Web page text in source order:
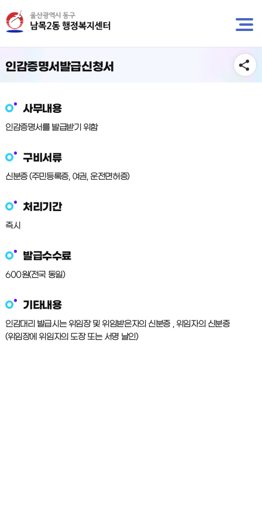
바
로
로
가
인감증명서발급신청서
사무내용
인감증명서를 발급받기 위함
구비서류
신분증 (주민등록증, 여권, 운전면허증)
처리기간
즉시
발급수수료
600원(전국 동일)
기타내용
인감대리 발급시는 위임장 및 위임받은자의 신분증 , 위임자의 신분증
(위임장에 위임자의 도장 또는 서명 날인)